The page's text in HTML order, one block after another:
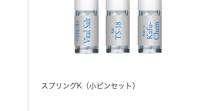
スプリングK（小ビンセット）